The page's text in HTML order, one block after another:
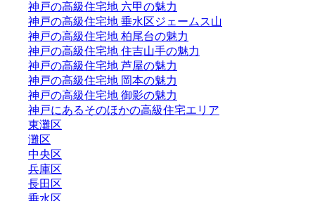
神戸の高級住宅地 六甲の魅力
神戸の高級住宅地 垂水区ジェームス山
神戸の高級住宅地 柏尾台の魅力
神戸の高級住宅地 住吉山手の魅力
神戸の高級住宅地 芦屋の魅力
神戸の高級住宅地 岡本の魅力
神戸の高級住宅地 御影の魅力
神戸にあるそのほかの高級住宅エリア
東灘区
灘区
中央区
兵庫区
長田区
垂水区